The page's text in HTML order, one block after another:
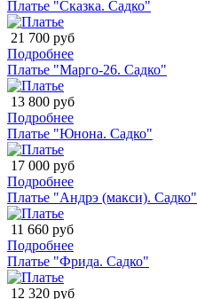
Платье "Сказка. Садко"
21 700 руб
Подробнее
Платье "Марго-26. Садко"
13 800 руб
Подробнее
Платье "Юнона. Садко"
17 000 руб
Подробнее
Платье "Андрэ (макси). Садко"
11 660 руб
Подробнее
Платье "Фрида. Садко"
12 320 руб